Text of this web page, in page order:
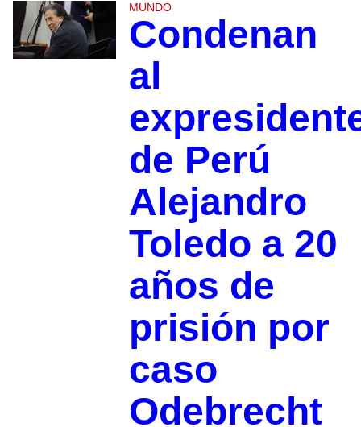
MUNDO
Condenan
al
de Perú
Alejandro
Toledo a 20
años de
prisión por
caso
Odebrecht